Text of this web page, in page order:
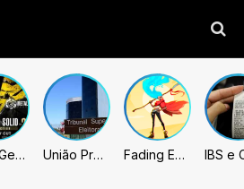
Metal Gear Solid: Master Collection 2 terá legendas e menus em portugues União Progressista e PL terão mais tempo de propaganda eleitoral Fading Echo – Review